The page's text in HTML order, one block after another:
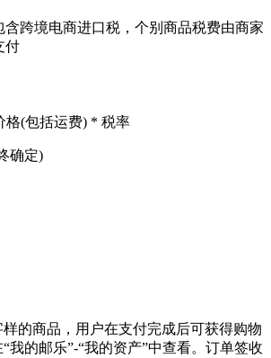
跨境电商进口税，个别商品税费由商家
付
格(包括运费) * 税率
确定)
样的商品，用户在支付完成后可获得购物
我的邮乐”-“我的资产”中查看。订单签收